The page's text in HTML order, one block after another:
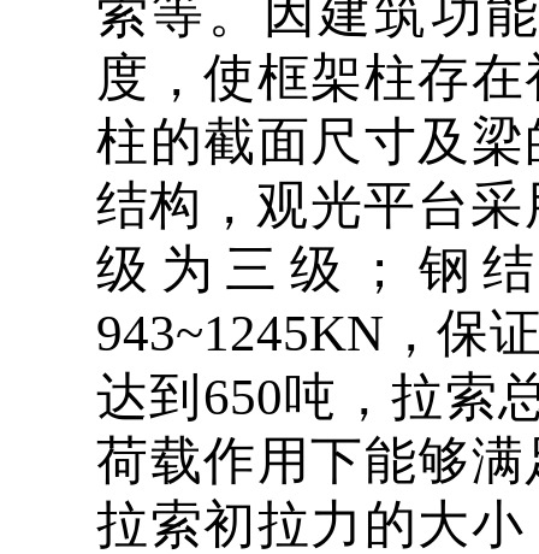
索等。因建筑功
度，使框架柱存
柱的截面尺寸及
结构，观光平台
级为三级；钢
943~1245KN，保
达到650吨，拉索
荷载作用下能够
拉索初拉力的大